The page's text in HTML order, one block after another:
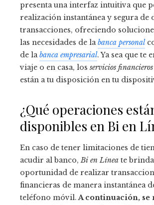
presenta una interfaz intuitiva que
realización instantánea y segura de
transacciones, ofreciendo
las necesidades de labanca personal
de labanca empresarial. Ya sea que te
viaje o en casa, los servicios
están a tu disposición en tu
¿Qué operaciones
disponibles en Bi en
En caso de tener limitaciones de
acudir al banco,Bi en Línea te
oportunidad de realizar
financieras de manera instantánea
teléfono móvil.A continuación, se